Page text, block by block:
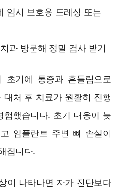
임시 보호용 드레싱 또는
과 방문해 정밀 검사 받기
초기에 통증과 흔들림으로
대처 후 치료가 원활히 진행
험했습니다. 초기 대응이 늦
임플란트 주변 뼈 손실이
집니다.
이 나타나면 자가 진단보다